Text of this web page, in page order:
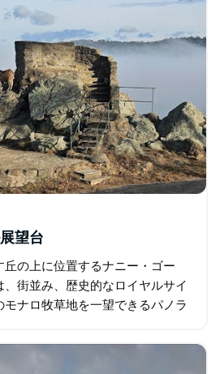
望台
丘の上に位置するナニー・ゴー
、街並み、歴史的なロイヤルサイ
モナロ牧草地を一望できるパノラ
…